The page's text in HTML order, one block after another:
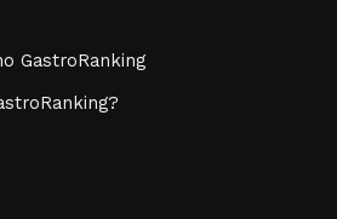
GastroRanking